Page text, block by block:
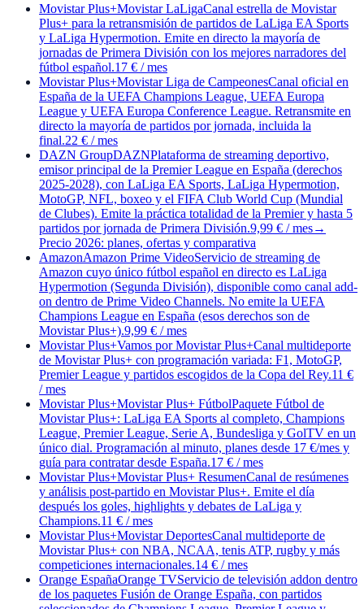
Movistar Plus+Movistar LaLigaCanal estrella de Movistar
Plus+ para la retransmisión de partidos de LaLiga EA Sports
y LaLiga Hypermotion. Emite en directo la mayoría de
jornadas de Primera División con los mejores narradores del
fútbol español.17 € / mes
Movistar Plus+Movistar Liga de CampeonesCanal oficial en
España de la UEFA Champions League, UEFA Europa
League y UEFA Europa Conference League. Retransmite en
directo la mayoría de partidos por jornada, incluida la
final.22 € / mes
DAZN GroupDAZNPlataforma de streaming deportivo,
emisor principal de la Premier League en España (derechos
2025-2028), con LaLiga EA Sports, LaLiga Hypermotion,
MotoGP, NFL, boxeo y el FIFA Club World Cup (Mundial
de Clubes). Emite la práctica totalidad de la Premier y hasta 5
partidos por jornada de Primera División.9,99 € / mes→
Precio 2026: planes, ofertas y comparativa
AmazonAmazon Prime VideoServicio de streaming de
Amazon cuyo único fútbol español en directo es LaLiga
Hypermotion (Segunda División), disponible como canal add-
on dentro de Prime Video Channels. No emite la UEFA
Champions League en España (esos derechos son de
Movistar Plus+).9,99 € / mes
Movistar Plus+Vamos por Movistar Plus+Canal multideporte
de Movistar Plus+ con programación variada: F1, MotoGP,
Premier League y partidos escogidos de la Copa del Rey.11 €
/ mes
Movistar Plus+Movistar Plus+ FútbolPaquete Fútbol de
Movistar Plus+: LaLiga EA Sports al completo, Champions
League, Premier League, Serie A, Bundesliga y GolTV en un
único dial. Programación al minuto, planes desde 17 €/mes y
guía para contratar desde España.17 € / mes
Movistar Plus+Movistar Plus+ ResumenCanal de resúmenes
y análisis post-partido en Movistar Plus+. Emite el día
después los goles, highlights y debates de LaLiga y
Champions.11 € / mes
Movistar Plus+Movistar DeportesCanal multideporte de
Movistar Plus+ con NBA, NCAA, tenis ATP, rugby y más
competiciones internacionales.14 € / mes
Orange EspañaOrange TVServicio de televisión addon dentro
de los paquetes Fusión de Orange España, con partidos